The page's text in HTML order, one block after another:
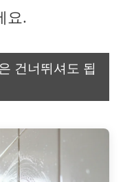
요.
건너뛰셔도 됩